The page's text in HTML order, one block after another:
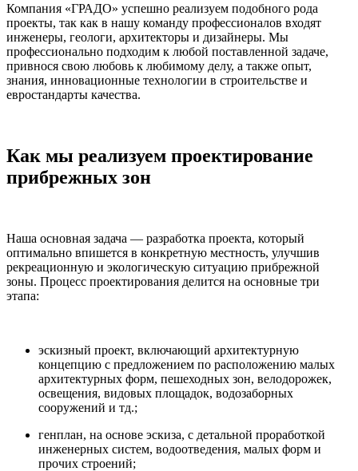
Компания «ГРАДО» успешно реализуем подобного рода
проекты, так как в нашу команду профессионалов входят
инженеры, геологи, архитекторы и дизайнеры. Мы
профессионально подходим к любой поставленной задаче,
привнося свою любовь к любимому делу, а также опыт,
знания, инновационные технологии в строительстве и
евростандарты качества.
Как мы реализуем проектирование
прибрежных зон
Наша основная задача — разработка проекта, который
оптимально впишется в конкретную местность, улучшив
рекреационную и экологическую ситуацию прибрежной
зоны. Процесс проектирования делится на основные три
этапа:
эскизный проект, включающий архитектурную
концепцию с предложением по расположению малых
архитектурных форм, пешеходных зон, велодорожек,
освещения, видовых площадок, водозаборных
сооружений и тд.;
генплан, на основе эскиза, с детальной проработкой
инженерных систем, водоотведения, малых форм и
прочих строений;